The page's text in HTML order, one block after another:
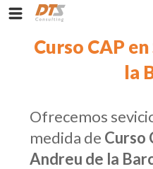
Curso CAP
la
Ofrecemos
medida de Curso
Andreu de la